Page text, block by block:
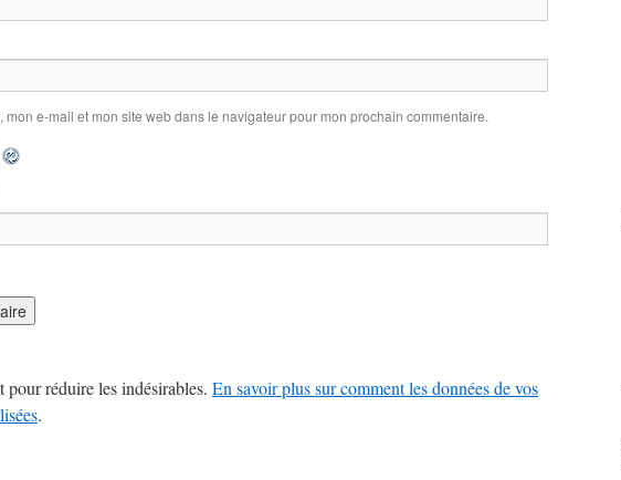
mon e-mail et mon site web dans le navigateur pour mon prochain commentaire.
réduire les indésirables. En savoir plus sur comment les données de vos
.